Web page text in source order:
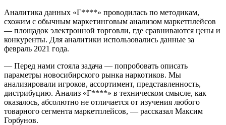
Аналитика данных «Г****» проводилась по методикам,
схожим с обычным маркетинговым анализом маркетплейсов
— площадок электронной торговли, где сравниваются цены и
конкуренты. Для аналитики использовались данные за
февраль 2021 года.
— Перед нами стояла задача — попробовать описать
параметры новосибирского рынка наркотиков. Мы
анализировали игроков, ассортимент, представленность,
дистрибуцию. Анализ «Г****» в техническом смысле, как
оказалось, абсолютно не отличается от изучения любого
товарного сегмента маркетплейсов, — рассказал Максим
Горбунов.